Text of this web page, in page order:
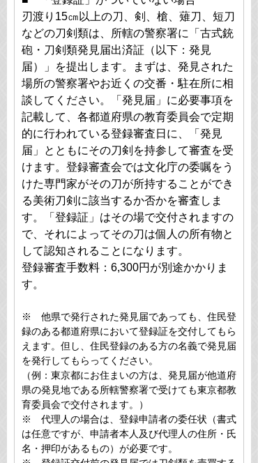
刃渡り15㎝以上の刀、剣、槍、薙刀、短刀
などの刀剣類は、所轄の警察署に「古式銃
砲・刀剣類発見届出済証（以下：発見
届）」を提出します。まずは、発見された
場所の警察署やお近くの交番・駐在所に相
談してください。「発見届」に必要事項を
記載して、各都道府県の教育委員会で定期
的に行われている登録審査日に、「発見
届」とともにその刀剣を持参して審査を受
けます。登録審査会では文化庁の委嘱をう
けた専門家がその刀が所持することができ
る美術刀剣に該当するか否かを審査しま
す。「登録証」はその場で交付されますの
で、それによってその刀は個人の所有物と
して認知されることになります。
登録審査手数料：6,300円が別途かかりま
す。
※ 他県で発行された発見届であっても、住民登
録のある都道府県において登録証を交付してもら
えます。但し、住民登録のある方の名義で発見届
を発行してもらってください。
（例：東京都にお住まいの方は、発見届が他道府
県の発見地である所轄警察署で受けても東京都教
育委員会で交付されます。）
※ 代理人の場合は、登録申請者の委任状（書式
は任意ですが、申請者本人及び代理人の住所・氏
名・押印があるもの）が必要です。